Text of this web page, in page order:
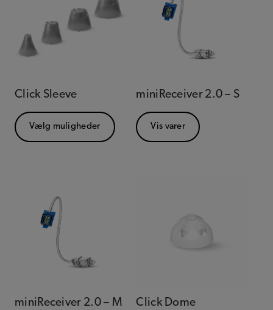
Click Sleeve
Vælg muligheder
miniReceiver 2.0 – S
Vis varer
miniReceiver 2.0 – M Click Dome